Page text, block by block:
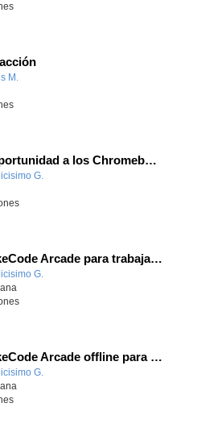
M.
Dale una oportunidad a los Chromebooks y utiliza un proyector para realizar talleres si no tienes pantallas táctiles
G.
Instala MakeCode Arcade para trabajar offline en tu tablet, ordenador, Chromebook
G.
Instala MakeCode Arcade offline para programar grandes juegos sin necesidad de Internet
G.